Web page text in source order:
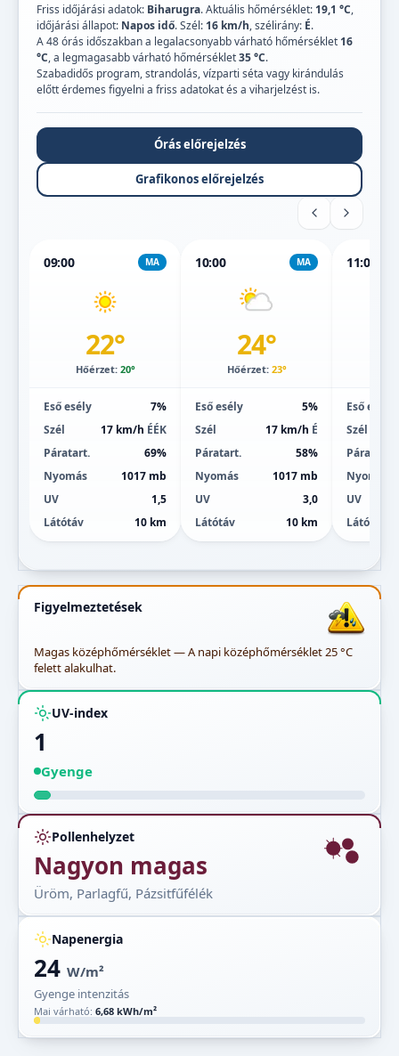
Friss időjárási adatok: Biharugra. Aktuális hőmérséklet: 19,1 °C,
időjárási állapot: Napos idő. Szél: 16 km/h, szélirány: É.
A 48 órás időszakban a legalacsonyabb várható hőmérséklet 16
°C, a legmagasabb várható hőmérséklet35 °C.
Szabadidős program, strandolás, vízparti séta vagy kirándulás
előtt érdemes figyelni a friss adatokat és a viharjelzést is.
Órás előrejelzés
Grafikonos előrejelzés
09:00 MA
22°
Hőérzet: 20°
Eső esély
7%
Szél
17 km/h ÉÉK
Páratart.
69%
Nyomás
1017 mb
UV
1,5
Látótáv
10 km
10:00 MA
24°
Hőérzet: 23°
Eső esély
5%
Szél
17 km/h É
Páratart.
58%
Nyomás
1017 mb
UV
3,0
Látótáv
10 km
11:00
Eső esély
Szél
Páratart.
Nyomás
UV
Látótáv
Figyelmeztetések
Magas középhőmérséklet — A napi középhőmérséklet 25 °C
felett alakulhat.
UV-index
1
Gyenge
Pollenhelyzet
Nagyon magas
Üröm, Parlagfű, Pázsitfűfélék
Napenergia
24 W/m²
Gyenge intenzitás
Mai várható: 6,68 kWh/m²